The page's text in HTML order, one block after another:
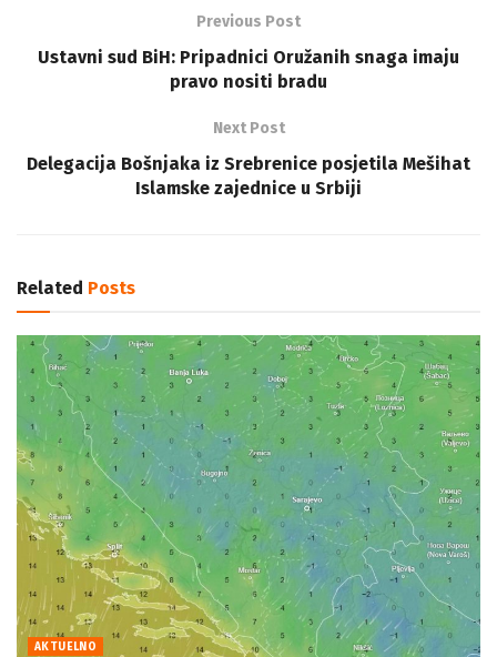
Previous Post
Ustavni sud BiH: Pripadnici Oružanih snaga imaju
pravo nositi bradu
Next Post
Delegacija Bošnjaka iz Srebrenice posjetila Mešihat
Islamske zajednice u Srbiji
Related Posts
AKTUELNO